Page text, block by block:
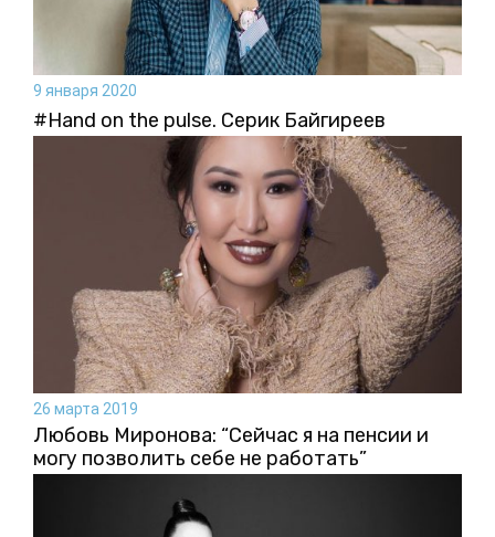
9 января 2020
#Hand on the pulse. Серик Байгиреев
26 марта 2019
Любовь Миронова: “Сейчас я на пенсии и
могу позволить себе не работать”